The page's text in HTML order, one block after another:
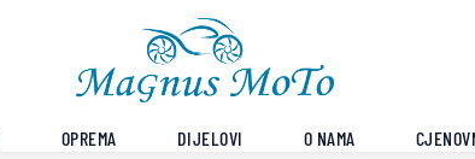
OPREMA DIJELOVI O NAMA